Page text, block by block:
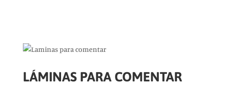
LÁMINAS PARA COMENTAR